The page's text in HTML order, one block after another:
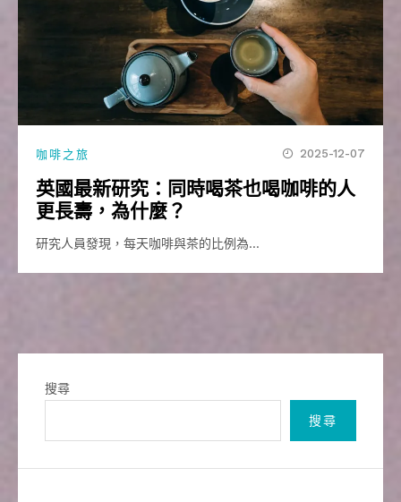
咖啡之旅 2025-12-07
英國最新研究：同時喝茶也喝咖啡的人
更長壽，為什麼？
研究人員發現，每天咖啡與茶的比例為…
搜尋
搜尋